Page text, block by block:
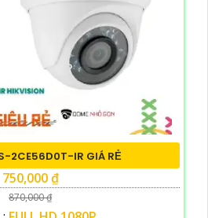
2CE56D0T-IR GIÁ RẺ
750,000 ₫
870,000 ₫